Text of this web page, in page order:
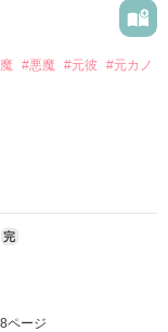
#悪魔 #元彼 #元カノ
完
ページ